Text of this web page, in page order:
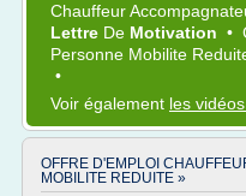
Chauffeur
Lettre De Motivation •
Personne Mobilite
•
Voir également les vidéos
OFFRE D'EMPLOI
MOBILITE REDUITE »